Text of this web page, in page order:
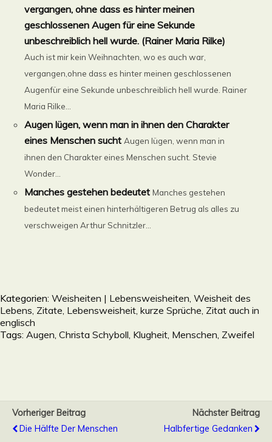
vergangen, ohne dass es hinter meinen
geschlossenen Augen für eine Sekunde
unbeschreiblich hell wurde. (Rainer Maria Rilke)
Auch ist mir kein Weihnachten, wo es auch war,
vergangen,ohne dass es hinter meinen geschlossenen
Augenfür eine Sekunde unbeschreiblich hell wurde. Rainer
Maria Rilke...
Augen lügen, wenn man in ihnen den Charakter
eines Menschen sucht Augen lügen, wenn man in
ihnen den Charakter eines Menschen sucht. Stevie
Wonder...
Manches gestehen bedeutet Manches gestehen
bedeutet meist einen hinterhältigeren Betrug als alles zu
verschweigen Arthur Schnitzler...
Kategorien: Weisheiten | Lebensweisheiten, Weisheit des
Lebens, Zitate, Lebensweisheit, kurze Sprüche, Zitat auch in
englisch
Tags: Augen Christa Schyboll Klugheit Menschen Zweifel
Vorheriger Beitrag
Die Hälfte Der Menschen
Nächster Beitrag
Halbfertige Gedanken